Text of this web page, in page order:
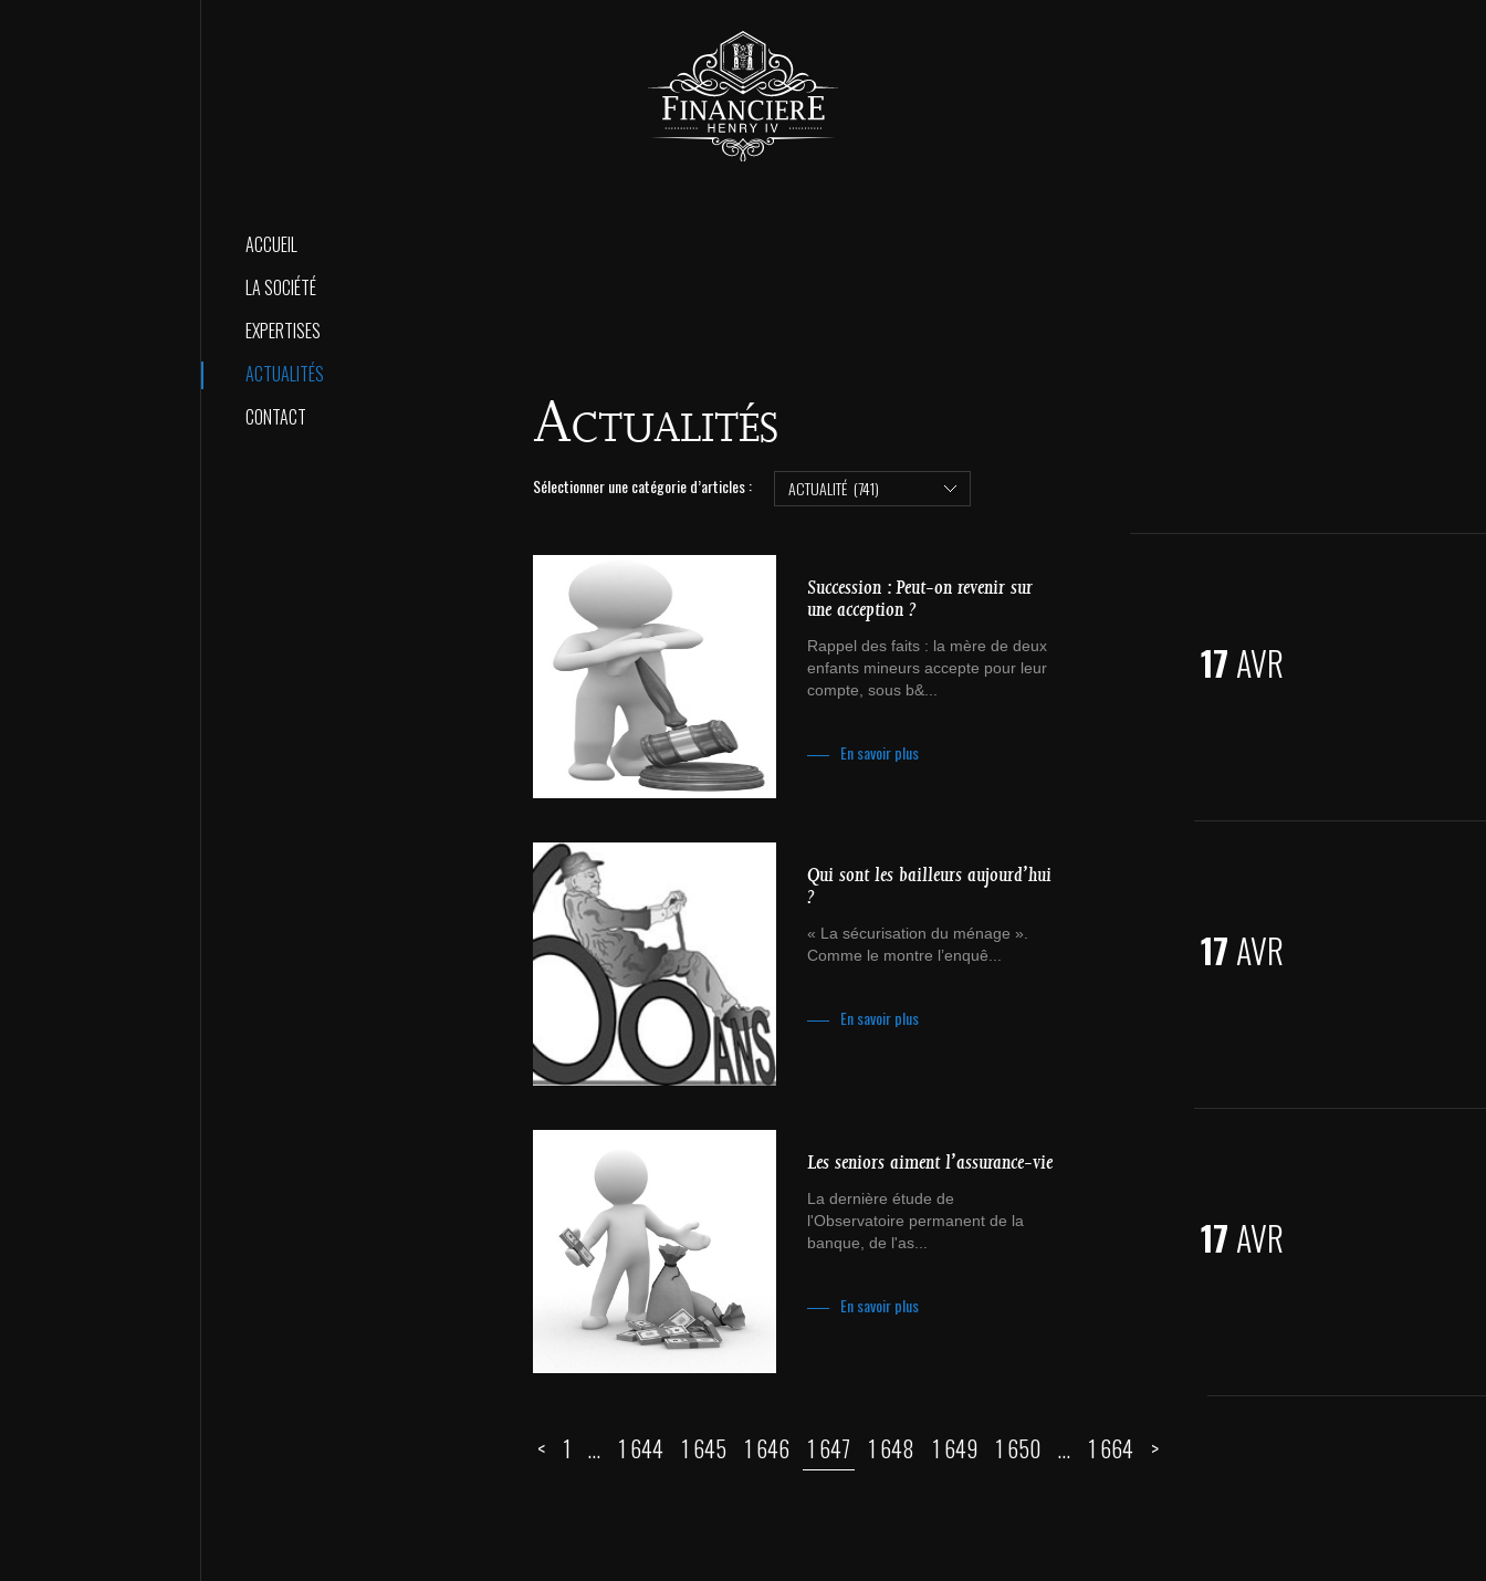
ACCUEIL
LA SOCIÉTÉ
EXPERTISES
ACTUALITÉS
CONTACT
Actualités
Sélectionner une catégorie d’articles :
Succession : Peut-on revenir sur
une acception ?
Rappel des faits : la mère de deux
enfants mineurs accepte pour leur
compte, sous b&...
En savoir plus
17 AVR
Qui sont les bailleurs aujourd’hui
?
« La sécurisation du ménage ».
Comme le montre l’enquê...
En savoir plus
17 AVR
Les seniors aiment l’assurance-vie
La dernière étude de
l'Observatoire permanent de la
banque, de l'as...
En savoir plus
17 AVR
< 1 … 1 644 1 645 1 646 1 647 1 648 1 649 1 650 … 1 664 >